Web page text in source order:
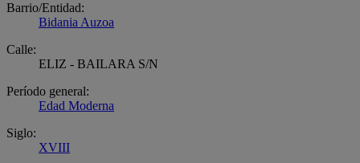
Barrio/Entidad:
Bidania Auzoa
Calle:
ELIZ - BAILARA S/N
Período general:
Edad Moderna
Siglo:
XVIII